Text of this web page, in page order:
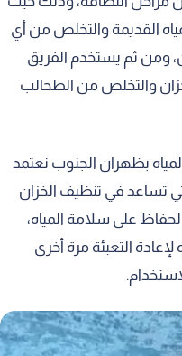
القديمة والتخلص من أي
ومن ثم يستخدم الفريق
والتخلص من الطحالب
بظهران الجنوب نعتمد
تساعد في تنظيف الخزان
على سلامة المياه،
التعبئة مرة أخرى